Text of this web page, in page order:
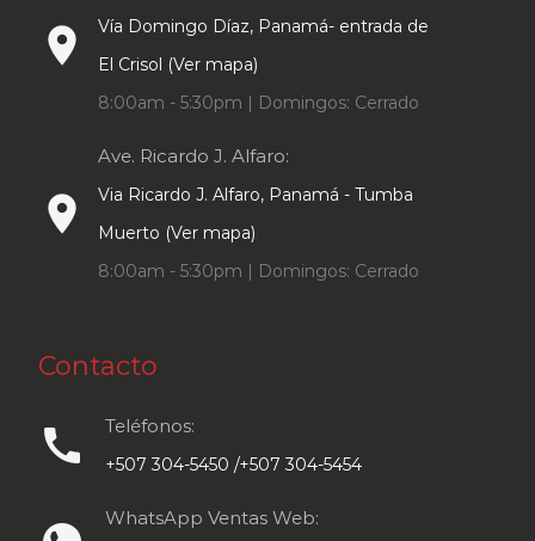
place
Vía Domingo Díaz, Panamá- entrada de
El Crisol (Ver mapa)
8:00am - 5:30pm | Domingos: Cerrado
place
Ave. Ricardo J. Alfaro:
Via Ricardo J. Alfaro, Panamá - Tumba
Muerto (Ver mapa)
8:00am - 5:30pm | Domingos: Cerrado
Contacto
call Teléfonos:
+507 304-5450 /+507 304-5454
WhatsApp Ventas Web: